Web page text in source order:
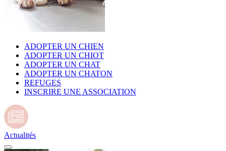
ADOPTER UN CHIEN
ADOPTER UN CHIOT
ADOPTER UN CHAT
ADOPTER UN CHATON
REFUGES
INSCRIRE UNE ASSOCIATION
Actualités